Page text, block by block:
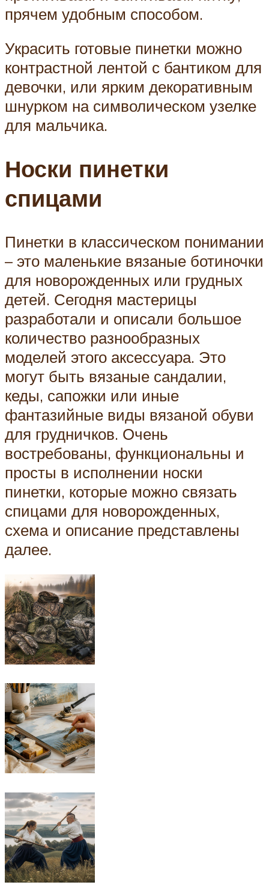
прячем удобным способом.
Украсить готовые пинетки можно
контрастной лентой с бантиком для
девочки, или ярким декоративным
шнурком на символическом узелке
для мальчика.
Носки пинетки
спицами
Пинетки в классическом понимании
– это маленькие вязаные ботиночки
для новорожденных или грудных
детей. Сегодня мастерицы
разработали и описали большое
количество разнообразных
моделей этого аксессуара. Это
могут быть вязаные сандалии,
кеды, сапожки или иные
фантазийные виды вязаной обуви
для грудничков. Очень
востребованы, функциональны и
просты в исполнении носки
пинетки, которые можно связать
спицами для новорожденных,
схема и описание представлены
далее.